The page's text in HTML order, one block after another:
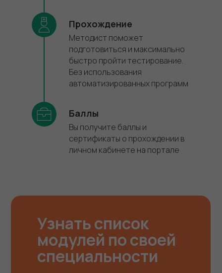
Прохождение
Методист поможет
подготовиться и максимально
быстро пройти тестирование.
Без использования
автоматизированных программ
Баллы
Вы получите баллы и
сертификаты о прохождении в
личном кабинете на портале
Узнать список
модулей по своей
специальности